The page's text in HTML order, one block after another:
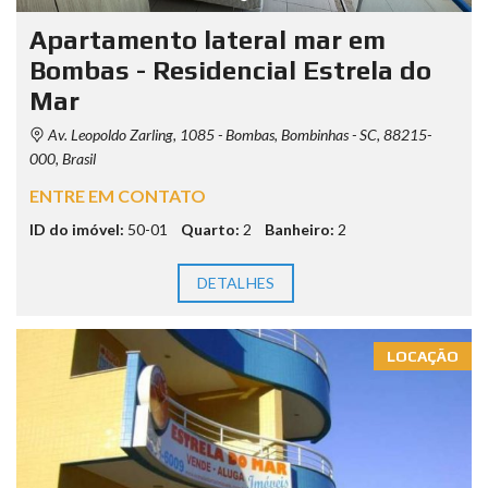
Apartamento lateral mar em
Bombas - Residencial Estrela do
Mar
Av. Leopoldo Zarling, 1085 - Bombas, Bombinhas - SC, 88215-
000, Brasil
ENTRE EM CONTATO
ID do imóvel: 50-01 Quarto: 2 Banheiro: 2
DETALHES
LOCAÇÃO